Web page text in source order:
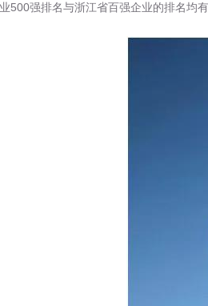
强排名与浙江省百强企业的排名均有